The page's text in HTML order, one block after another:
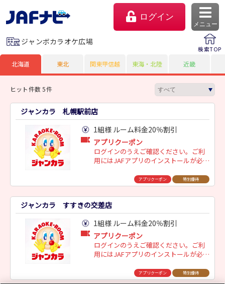
ログイン
メニュー
マイページ
よくあるご質問
サイトマップ
ジャンボカラオケ広場
検索TOP
北海道 東北 関東甲信越 東海・北陸 近畿
ヒット件数 5件
ジャンカラ 札幌駅前店
1組様 ルーム料金20％割引
アプリクーポン
ログインのうえご確認ください。ご利
用にはJAFアプリのインストールが必要
アプリクーポン 特別優待
ジャンカラ すすきの交差店
1組様 ルーム料金20％割引
アプリクーポン
ログインのうえご確認ください。ご利
用にはJAFアプリのインストールが必要
アプリクーポン 特別優待